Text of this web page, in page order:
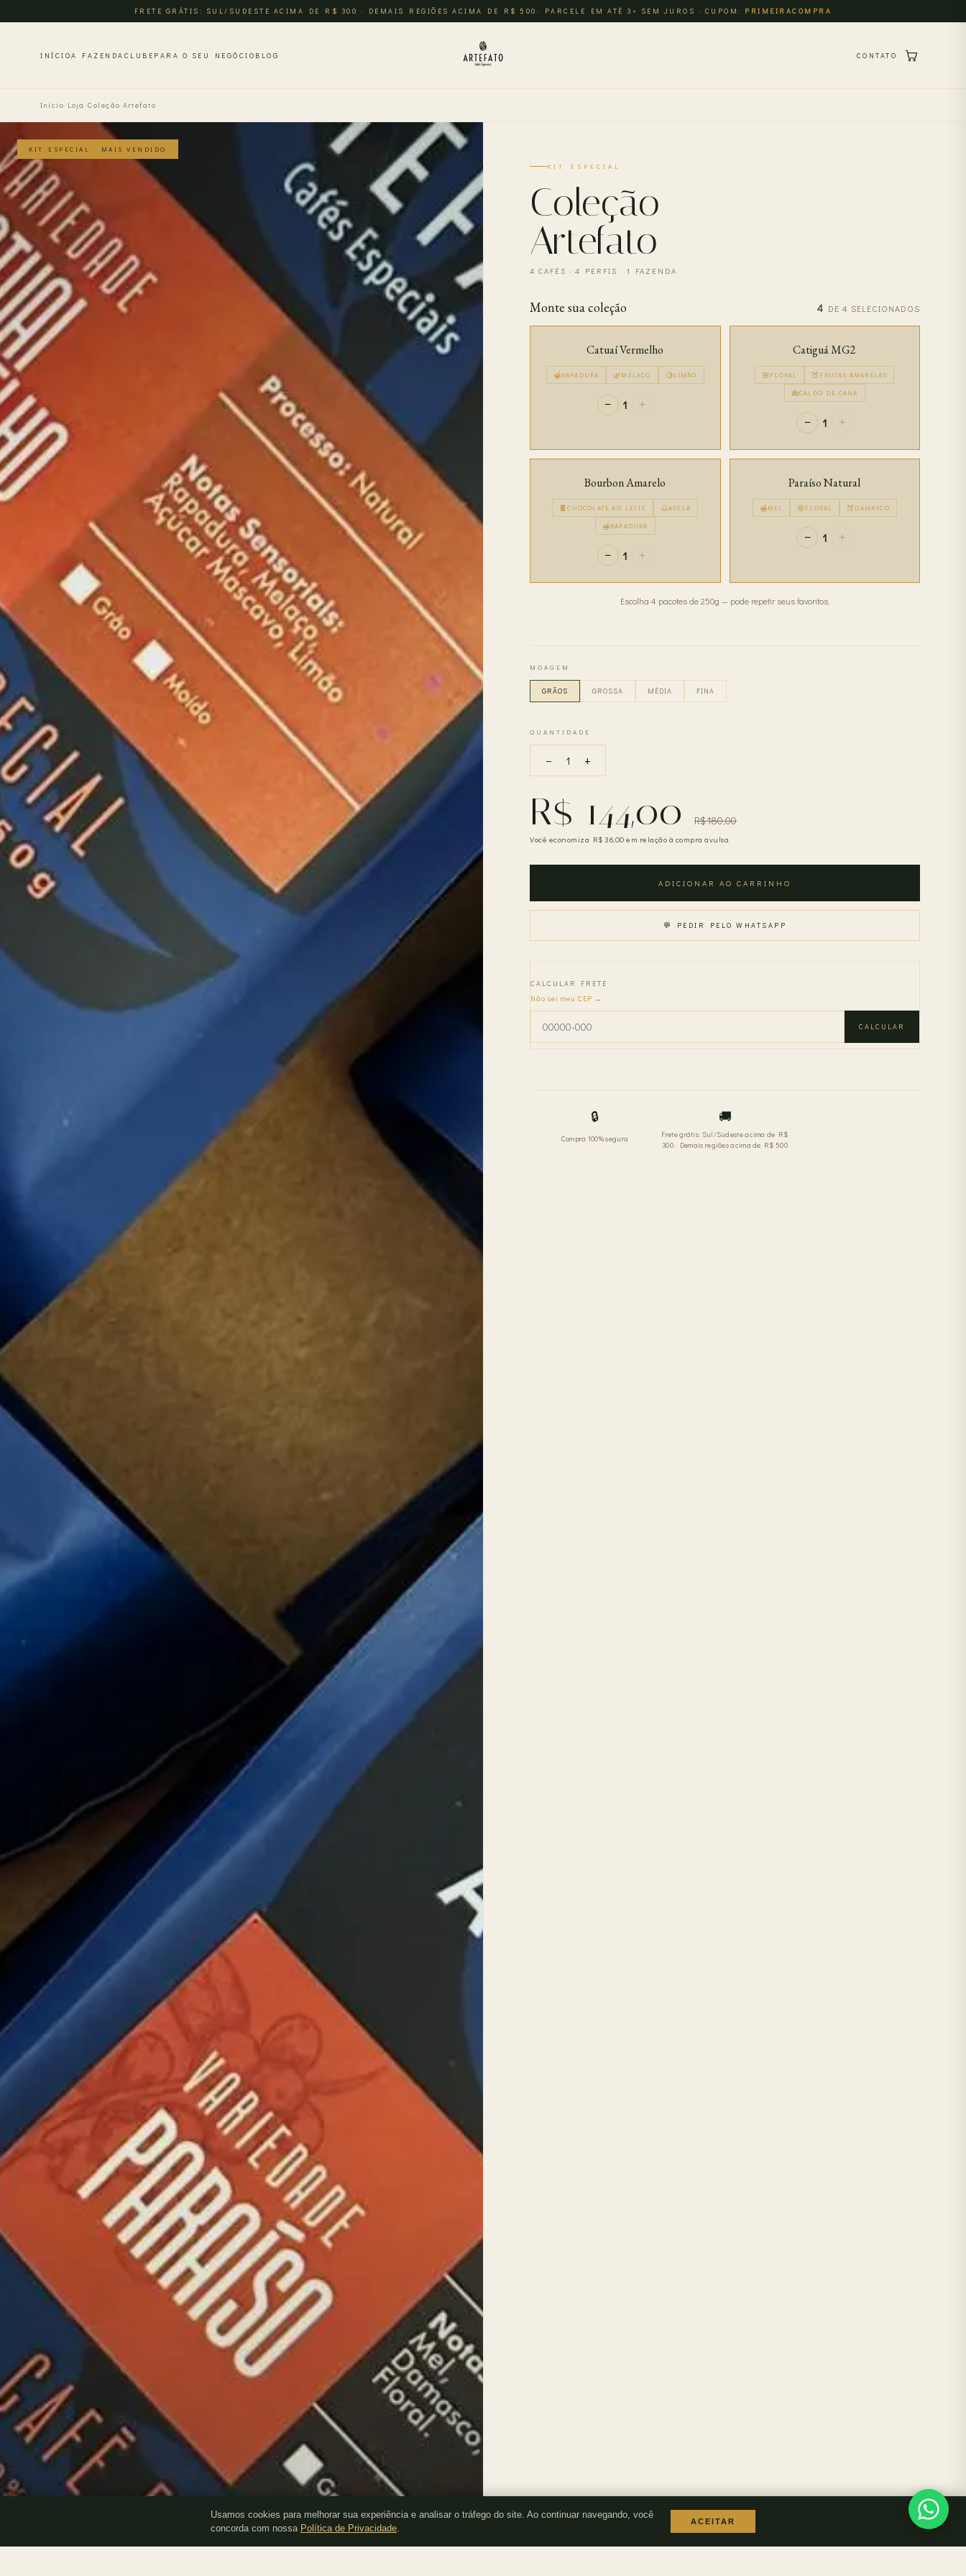
FRETE GRÁTIS: SUL/SUDESTE ACIMA DE R$ 300 · DEMAIS REGIÕES ACIMA DE R$ 500· PARCELE EM ATÉ 3× SEM JUROS · CUPOM: PRIMEIRACOMPRA
INÍCIOA FAZENDA CLUBE PARA O SEU NEGÓCIO BLOG CONTATO
Início› Loja ›Coleção Artefato
KIT ESPECIAL · MAIS VENDIDO
KIT ESPECIAL
Coleção
Artefato
4 CAFÉS · 4 PERFIS · 1 FAZENDA
Monte sua coleção 4 DE 4 SELECIONADOS
Catuaí Vermelho
🍯RAPADURA 🌿MELAÇO 🍋LIMÃO
− 1 +
Catiguá MG2
🌸FLORAL 🍑FRUTAS AMARELAS
🎋CALDO DE CANA
− 1 +
Bourbon Amarelo
🍫CHOCOLATE AO LEITE 🌰AVELÃ
🍯RAPADURA
− 1 +
Paraíso Natural
🍯MEL 🌸FLORAL 🍑DAMASCO
− 1 +
Escolha 4 pacotes de 250g — pode repetir seus favoritos.
MOAGEM
GRÃOS GROSSA MÉDIA FINA
QUANTIDADE
− 1 +
R$ 144,00 R$ 180,00
Você economiza R$ 36,00 em relação à compra avulsa
ADICIONAR AO CARRINHO
💬 PEDIR PELO WHATSAPP
CALCULAR FRETE
Não sei meu CEP →
CALCULAR
🔒
Compra 100% segura
🚚
Frete grátis: Sul/Sudeste acima de R$
300 · Demais regiões acima de R$ 500
Usamos cookies para melhorar sua experiência e analisar o tráfego do site. Ao continuar navegando, você
concorda com nossa Política de Privacidade.
ACEITAR